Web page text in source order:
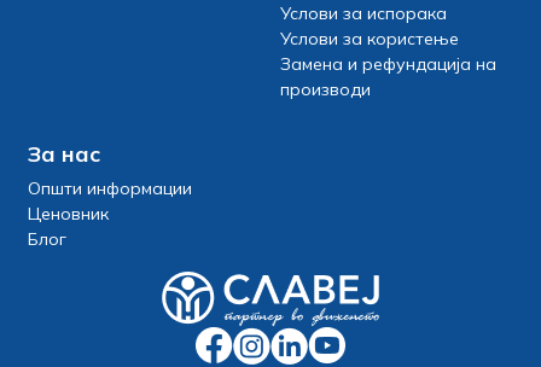
Услови за испорака
Услови за користење
Замена и рефундација на
производи
За нас
Општи информации
Ценовник
Блог